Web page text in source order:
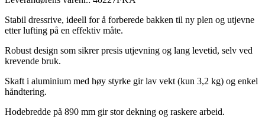
Stabil dressrive, ideell for å forberede bakken til ny plen og utjevne
etter lufting på en effektiv måte.
Robust design som sikrer presis utjevning og lang levetid, selv ved
krevende bruk.
Skaft i aluminium med høy styrke gir lav vekt (kun 3,2 kg) og enkel
håndtering.
Hodebredde på 890 mm gir stor dekning og raskere arbeid.